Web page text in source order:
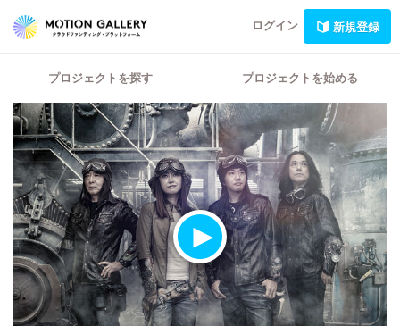
ログイン 新規登録
プロジェクトを探す プロジェクトを始める